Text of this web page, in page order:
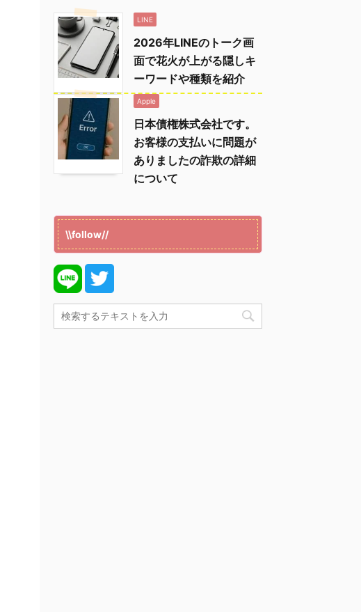
LINE
2026年LINEのトーク画
面で花火が上がる隠しキ
ーワードや種類を紹介
Apple
日本債権株式会社です。
お客様の支払いに問題が
ありましたの詐欺の詳細
について
\\follow//